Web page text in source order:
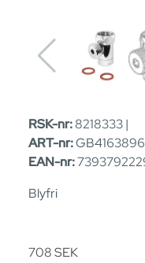
RSK-nr:8218333 |
ART-nr:
EAN-nr:
Blyfri
708SEK